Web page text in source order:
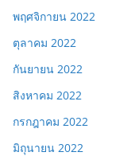
พฤศจิกายน 2022
ตุลาคม 2022
กันยายน 2022
สิงหาคม 2022
กรกฎาคม 2022
มิถุนายน 2022